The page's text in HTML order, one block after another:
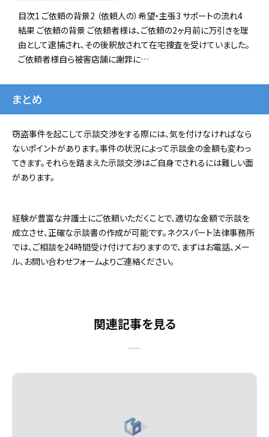
目次1 ご依頼の背景2 （依頼人の）希望・主張3 サポートの流れ4
結果 ご依頼の背景 ご依頼者様は、ご依頼の2ヶ月前に万引きを理
由として逮捕され、その後釈放されて在宅捜査を受けていました。
ご依頼者様自ら被害店舗に謝罪に…
まとめ
窃盗事件を起こして示談交渉をする際には、気を付けなければなら
ないポイントがあります。事件の状況によって示談金の金額も変わっ
てきます。それらを踏まえた示談交渉はご自身でされるには難しい面
があります。
経験が豊富な弁護士にご依頼いただくことで、適切な金額で示談を
成立させ、正確な示談書の作成が可能です。ネクスパート法律事務所
では、ご相談を24時間受け付けておりますので、まずはお電話、メー
ル、お問い合わせフォームよりご連絡ください。
関連記事を見る